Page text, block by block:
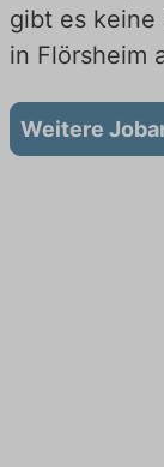
gibt es keine
in Flörsheim
Weitere